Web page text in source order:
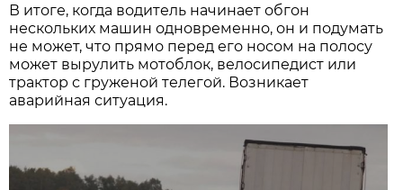
В итоге, когда водитель начинает обгон
нескольких машин одновременно, он и подумать
не может, что прямо перед его носом на полосу
может вырулить мотоблок, велосипедист или
трактор с груженой телегой. Возникает
аварийная ситуация.